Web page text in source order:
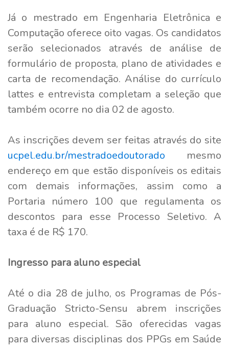
Já o mestrado em Engenharia Eletrônica e
Computação oferece oito vagas. Os candidatos
serão selecionados através de análise de
formulário de proposta, plano de atividades e
carta de recomendação. Análise do currículo
lattes e entrevista completam a seleção que
também ocorre no dia 02 de agosto.
As inscrições devem ser feitas através do site
ucpel.edu.br/mestradoedoutorado mesmo
endereço em que estão disponíveis os editais
com demais informações, assim como a
Portaria número 100 que regulamenta os
descontos para esse Processo Seletivo. A
taxa é de R$ 170.
Ingresso para aluno especial
Até o dia 28 de julho, os Programas de Pós-
Graduação Stricto-Sensu abrem inscrições
para aluno especial. São oferecidas vagas
para diversas disciplinas dos PPGs em Saúde